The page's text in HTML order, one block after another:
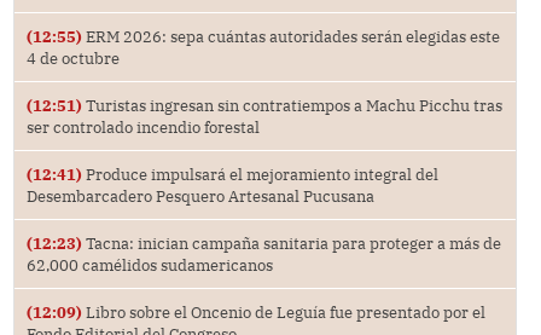
(12:55) ERM 2026: sepa cuántas autoridades serán elegidas este
4 de octubre
(12:51) Turistas ingresan sin contratiempos a Machu Picchu tras
ser controlado incendio forestal
(12:41) Produce impulsará el mejoramiento integral del
Desembarcadero Pesquero Artesanal Pucusana
(12:23) Tacna: inician campaña sanitaria para proteger a más de
62,000 camélidos sudamericanos
(12:09) Libro sobre el Oncenio de Leguía fue presentado por el